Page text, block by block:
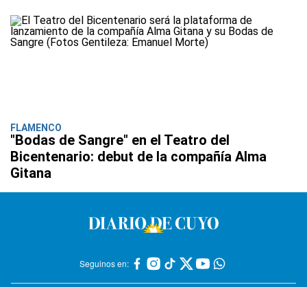
FLAMENCO
"Bodas de Sangre" en el Teatro del
Bicentenario: debut de la compañía Alma
Gitana
Seguinos en: